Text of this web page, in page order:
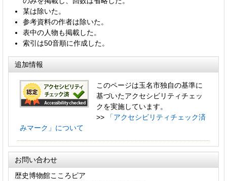
某は除いた。
参考資料の作者は除いた。
表中の人物も掲載した。
索引は50音順に作成した。
追加情報
このページは玉名市独自の基準に
基づいたアクセシビリティチェッ
クを実施しています。
>>
「アクセシビリティチェック済
みマーク」について
お問い合わせ
歴史博物館こころピア